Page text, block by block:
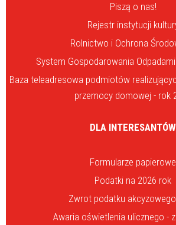
Piszą o nas!
Rejestr instytucji
Rolnictwo i Ochrona
System Gospodarowania
Baza teleadresowa podmiotów
przemocy domowej - rok
DLA INTERESANTÓW
Formularze papierowe
Podatki na 2026 rok
Zwrot podatku
Awaria oświetlenia ulicznego -